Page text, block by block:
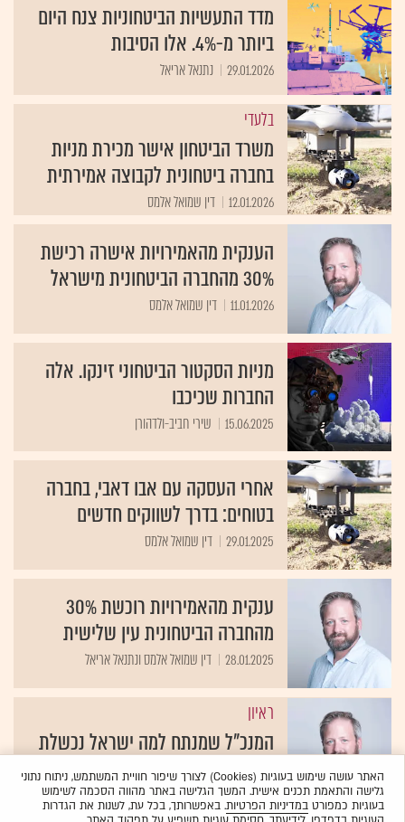
מדד התעשיות הביטחוניות צנח היום
ביותר מ-4%. אלו הסיבות
29.01.2026 נתנאל אריאל
בלעדי
משרד הביטחון אישר מכירת מניות
בחברה ביטחונית לקבוצה אמירתית
12.01.2026 דין שמואל אלמס
הענקית מהאמירויות אישרה רכישת
30% מהחברה הביטחונית מישראל
11.01.2026 דין שמואל אלמס
מניות הסקטור הביטחוני זינקו. אלה
החברות שכיכבו
15.06.2025 שירי חביב-ולדהורן
אחרי העסקה עם אבו דאבי, בחברה
בטוחים: בדרך לשווקים חדשים
29.01.2025 דין שמואל אלמס
ענקית מהאמירויות רוכשת 30%
מהחברה הביטחונית עין שלישית
28.01.2025 דין שמואל אלמס ונתנאל אריאל
ראיון
המנכ"ל שמנתח למה ישראל נכשלת
מול איום הכטב"מים
21.10.2024 אסף גלעד ודין שמואל אלמס
האתר עושה שימוש בעוגיות (Cookies) לצורך שיפור חוויית המשתמש, ניתוח נתוני
גלישה והתאמת תכנים אישית. המשך הגלישה באתר מהווה הסכמה לשימוש
בעוגיות כמפורטבמדיניות הפרטיות. באפשרותך, בכל עת, לשנות את הגדרות